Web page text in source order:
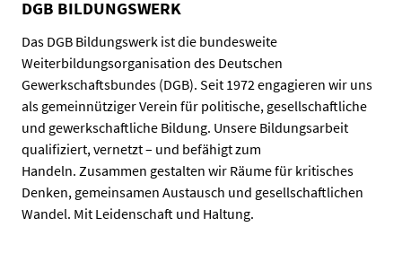
DGB BILDUNGSWERK
Das DGB Bildungswerk ist die bundesweite
Weiterbildungsorganisation des Deutschen
Gewerkschaftsbundes (DGB). Seit 1972 engagieren wir uns
als gemeinnütziger Verein für politische, gesellschaftliche
und gewerkschaftliche Bildung. Unsere Bildungsarbeit
qualifiziert, vernetzt – und befähigt zum
Handeln. Zusammen gestalten wir Räume für kritisches
Denken, gemeinsamen Austausch und gesellschaftlichen
Wandel. Mit Leidenschaft und Haltung.